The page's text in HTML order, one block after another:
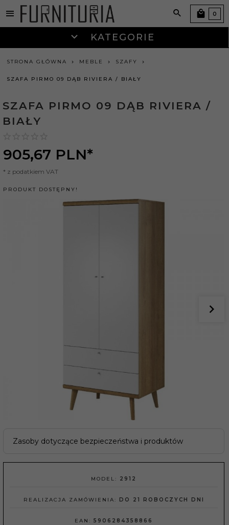
KATEGORIE
0
STRONA GŁÓWNA MEBLE SZAFY
SZAFA PIRMO 09 DĄB RIVIERA / BIAŁY
SZAFA PIRMO 09 DĄB RIVIERA /
BIAŁY
905,67 PLN*
* z podatkiem VAT
PRODUKT DOSTĘPNY!
Zasoby dotyczące bezpieczeństwa i produktów
MODEL: 2912
REALIZACJA ZAMÓWIENIA: DO 21 ROBOCZYCH DNI
EAN: 5906284358866